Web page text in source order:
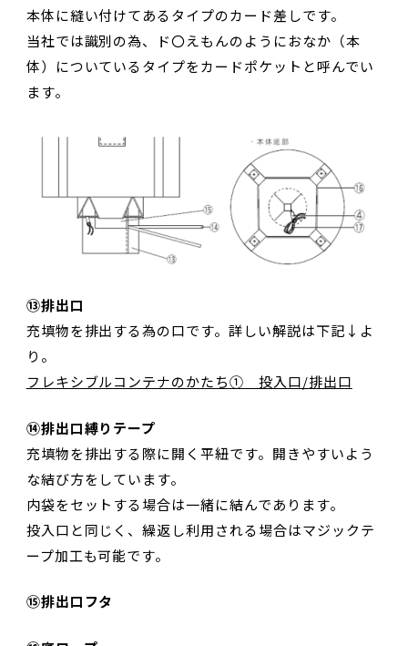
本体に縫い付けてあるタイプのカード差しです。
当社では識別の為、ド〇えもんのようにおなか（本
体）についているタイプをカードポケットと呼んでい
ます。
⑬排出口
充填物を排出する為の口です。詳しい解説は下記↓よ
り。
フレキシブルコンテナのかたち① 投入口/排出口
⑭排出口縛りテープ
充填物を排出する際に開く平紐です。開きやすいよう
な結び方をしています。
内袋をセットする場合は一緒に結んであります。
投入口と同じく、繰返し利用される場合はマジックテ
ープ加工も可能です。
⑮排出口フタ